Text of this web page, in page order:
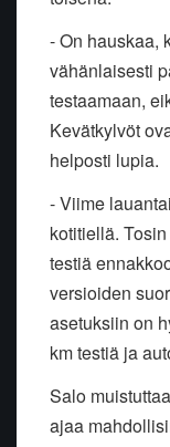
- On hauskaa,
vähänlaisesti
testaamaan,
Kevätkylvöt
helposti lupia.
- Viime
kotitiellä.
testiä
versioiden
asetuksiin on
km testiä ja
Salo
ajaa